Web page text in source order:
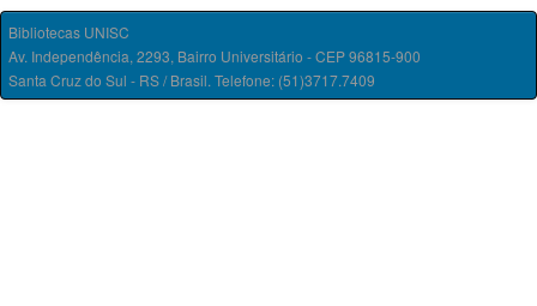
Bibliotecas UNISC
Av. Independência, 2293, Bairro Universitário - CEP 96815-900
Santa Cruz do Sul - RS / Brasil. Telefone: (51)3717.7409